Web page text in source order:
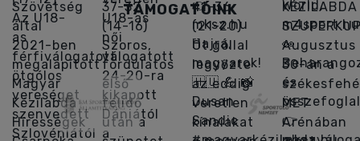
TÁMOGATÓINK